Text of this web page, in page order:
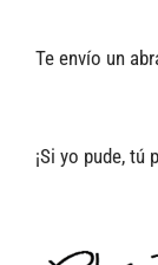
Te envío un
¡Si yo pude, tú